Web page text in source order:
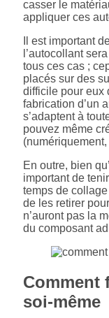
casser le
appliquer ces
Il est important
l’autocollant
tous ces cas ;
placés sur des
difficile pour eux
fabrication d’un
s’adaptent à
pouvez même
En outre, bien
important de
temps de
de les retirer
n’auront pas la
du composant
Comment
soi-même